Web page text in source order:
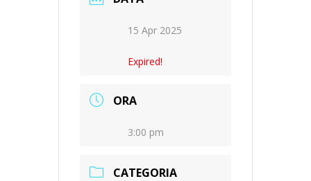
15 Apr 2025
Expired!
ORA
3:00 pm
CATEGORIA